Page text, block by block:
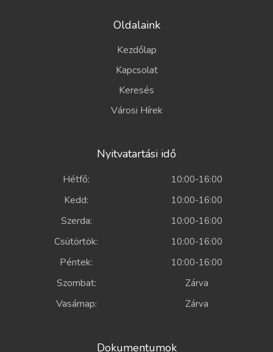
Oldalaink
Kezdőlap
Kapcsolat
Keresés
Városi Hírek
Nyitvatartási idő
Hétfő: 10:00-16:00
Kedd: 10:00-16:00
Szerda: 10:00-16:00
Csütörtök: 10:00-16:00
Péntek: 10:00-16:00
Szombat: Zárva
Vasárnap: Zárva
Dokumentumok